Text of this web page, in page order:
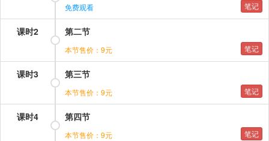
免费观看 笔记
课时2 第二节
本节售价：9元 笔记
课时3 第三节
本节售价：9元 笔记
课时4 第四节
本节售价：9元 笔记